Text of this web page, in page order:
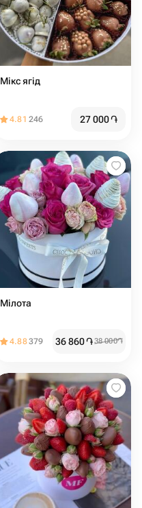
Мікс ягід
4.81 246 27 000֏
Мілота
4.88379 36 860֏38 000֏